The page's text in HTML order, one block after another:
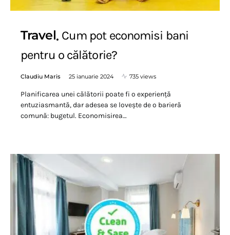
Travel Cum pot economisi bani
pentru o călătorie?
Claudiu Maris 25 ianuarie 2024 735 views
Planificarea unei călătorii poate fi o experiență
entuziasmantă, dar adesea se lovește de o barieră
comună: bugetul. Economisirea…